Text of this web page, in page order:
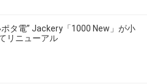
タ電” Jackery「1000 New」が小
リニューアル